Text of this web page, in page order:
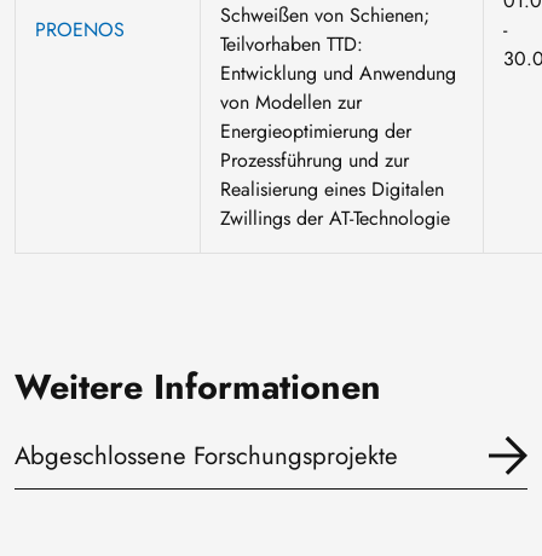
PROENOS
Schweißen von Schienen;
Teilvorhaben TTD:
Entwicklung und Anwendung
von Modellen zur
Energieoptimierung der
Prozessführung und zur
Realisierung eines Digitalen
Zwillings der AT-Technologie
-
Weitere Informationen
Abgeschlossene Forschungsprojekte